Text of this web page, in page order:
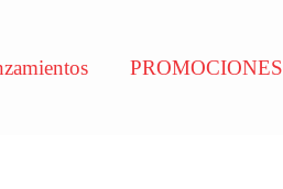
PROMOCIONES